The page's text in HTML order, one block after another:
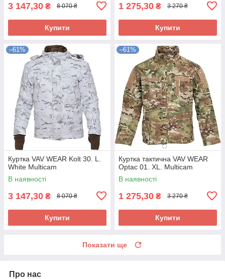
3 147,30 ₴ 8 070 ₴
Купити
1 275,30 ₴ 3 270 ₴
Купити
–61%
Куртка VAV WEAR Kolt 30. L.
White Multicam
В наявності
3 147,30 ₴ 8 070 ₴
Купити
–61%
Куртка тактична VAV WEAR
Optac 01. XL. Multicam
В наявності
1 275,30 ₴ 3 270 ₴
Купити
Показати ще
Про нас